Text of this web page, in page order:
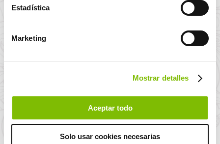
Estadística
Marketing
Mostrar detalles
Aceptar todo
Solo usar cookies necesarias
Exclusive Alquiler de coches
Transfer